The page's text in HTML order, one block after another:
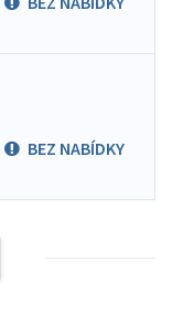
BEZ NABÍDKY